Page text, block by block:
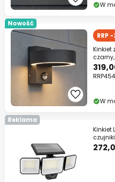
W
Nowość
RRP
Kinkiet
RRP
W
Reklama
Kinkiet